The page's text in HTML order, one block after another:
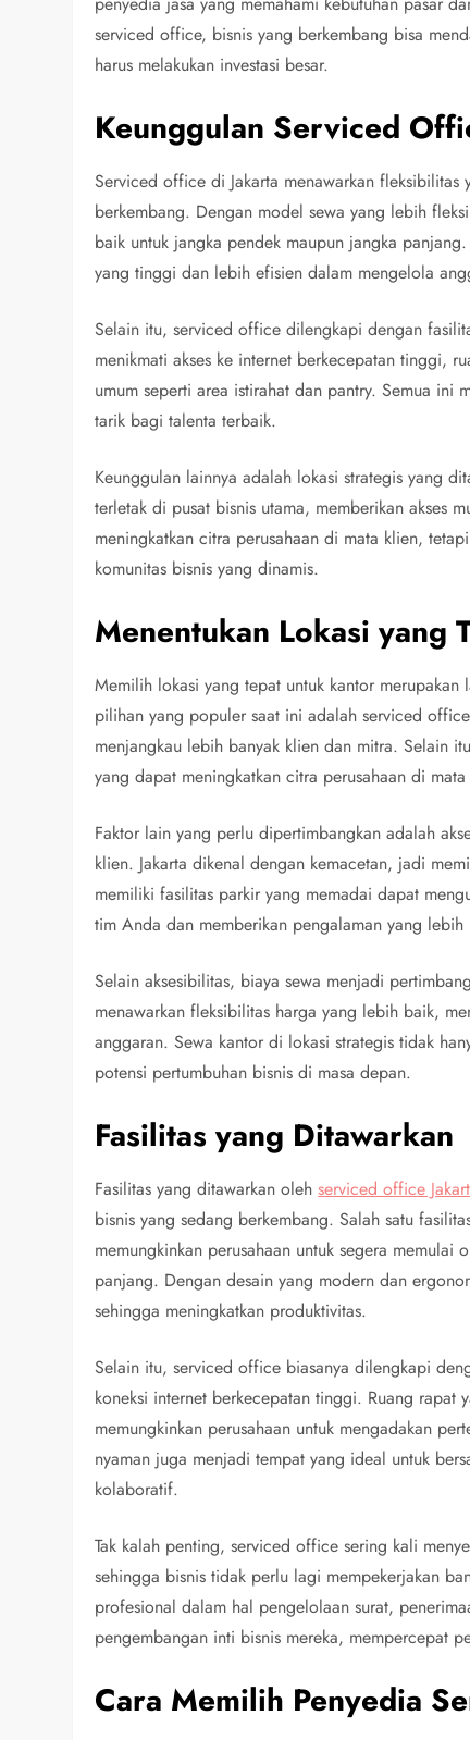
serviced office, bisnis yang berkembang bisa
harus melakukan investasi besar.
Keunggulan Serviced
Serviced office di Jakarta menawarkan
berkembang. Dengan model sewa yang lebih
baik untuk jangka pendek maupun jangka
yang tinggi dan lebih efisien dalam mengelola
Selain itu, serviced office dilengkapi dengan
menikmati akses ke internet berkecepatan tinggi,
umum seperti area istirahat dan pantry. Semua ini
tarik bagi talenta terbaik.
Keunggulan lainnya adalah lokasi strategis yang
terletak di pusat bisnis utama, memberikan akses
meningkatkan citra perusahaan di mata klien,
komunitas bisnis yang dinamis.
Menentukan Lokasi yang
Memilih lokasi yang tepat untuk kantor
pilihan yang populer saat ini adalah serviced
menjangkau lebih banyak klien dan mitra. Selain
yang dapat meningkatkan citra perusahaan di mata
Faktor lain yang perlu dipertimbangkan adalah
klien. Jakarta dikenal dengan kemacetan, jadi
memiliki fasilitas parkir yang memadai dapat
tim Anda dan memberikan pengalaman yang
Selain aksesibilitas, biaya sewa menjadi
menawarkan fleksibilitas harga yang lebih baik,
anggaran. Sewa kantor di lokasi strategis tidak
potensi pertumbuhan bisnis di masa depan.
Fasilitas yang Ditawarkan
Fasilitas yang ditawarkan olehserviced office
bisnis yang sedang berkembang. Salah satu
memungkinkan perusahaan untuk segera memulai
panjang. Dengan desain yang modern dan
sehingga meningkatkan produktivitas.
Selain itu, serviced office biasanya dilengkapi
koneksi internet berkecepatan tinggi. Ruang
memungkinkan perusahaan untuk mengadakan
nyaman juga menjadi tempat yang ideal untuk
kolaboratif.
Tak kalah penting, serviced office sering kali
sehingga bisnis tidak perlu lagi mempekerjakan
profesional dalam hal pengelolaan surat,
pengembangan inti bisnis mereka, mempercepat
Cara Memilih Penyedia